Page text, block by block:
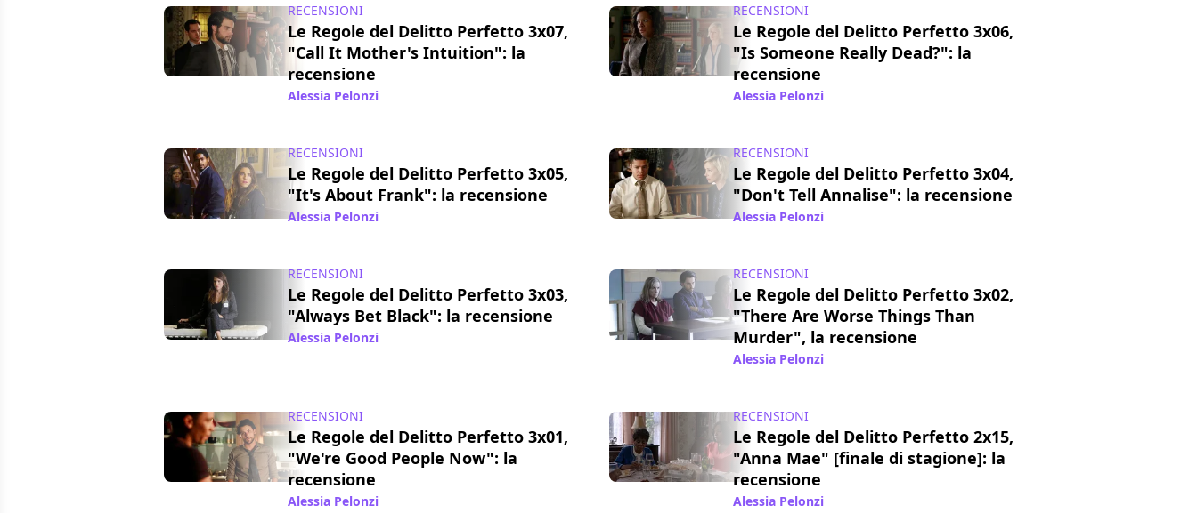
RECENSIONI
Le Regole del Delitto Perfetto 3x07,
"Call It Mother's Intuition": la
recensione
Alessia Pelonzi
RECENSIONI
Le Regole del Delitto Perfetto 3x06,
"Is Someone Really Dead?": la
recensione
Alessia Pelonzi
RECENSIONI
Le Regole del Delitto Perfetto 3x05,
"It's About Frank": la recensione
Alessia Pelonzi
RECENSIONI
Le Regole del Delitto Perfetto 3x04,
"Don't Tell Annalise": la recensione
Alessia Pelonzi
RECENSIONI
Le Regole del Delitto Perfetto 3x03,
"Always Bet Black": la recensione
Alessia Pelonzi
RECENSIONI
Le Regole del Delitto Perfetto 3x02,
"There Are Worse Things Than
Murder", la recensione
Alessia Pelonzi
RECENSIONI
Le Regole del Delitto Perfetto 3x01,
"We're Good People Now": la
recensione
Alessia Pelonzi
RECENSIONI
Le Regole del Delitto Perfetto 2x15,
"Anna Mae" [finale di stagione]: la
recensione
Alessia Pelonzi